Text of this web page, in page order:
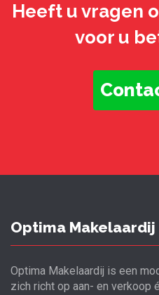
Heeft u vragen
voor u
Optima Makelaardij
Optima Makelaardij is een
zich richt op aan- en verkoop